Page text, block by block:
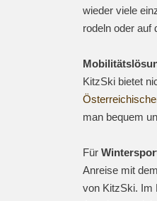
wieder viele
rodeln oder auf
KitzSki bietet
man bequem
Für
Anreise mit
von KitzSki. Im